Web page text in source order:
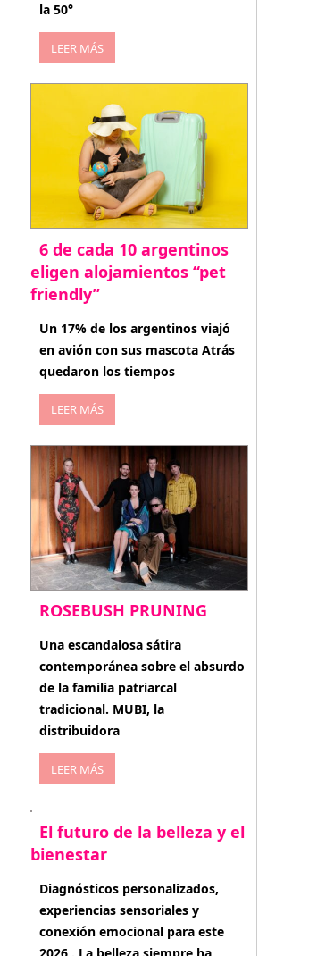
la 50°
LEER MÁS
6 de cada 10 argentinos
eligen alojamientos “pet
friendly”
abril 27, 2026
Un 17% de los argentinos viajó
en avión con sus mascota Atrás
quedaron los tiempos
LEER MÁS
ROSEBUSH PRUNING
enero 20, 2026
Una escandalosa sátira
contemporánea sobre el absurdo
de la familia patriarcal
tradicional. MUBI, la
distribuidora
LEER MÁS
El futuro de la belleza y el
bienestar
enero 15, 2026
Diagnósticos personalizados,
experiencias sensoriales y
conexión emocional para este